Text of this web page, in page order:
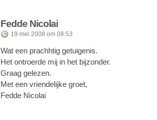
Fedde Nicolai
19 mei 2008 om 08:53
Wat een prachhtig getuigenis.
Het ontroerde mij in het bijzonder.
Graag gelezen.
Met een vriendelijke groet,
Fedde Nicolai